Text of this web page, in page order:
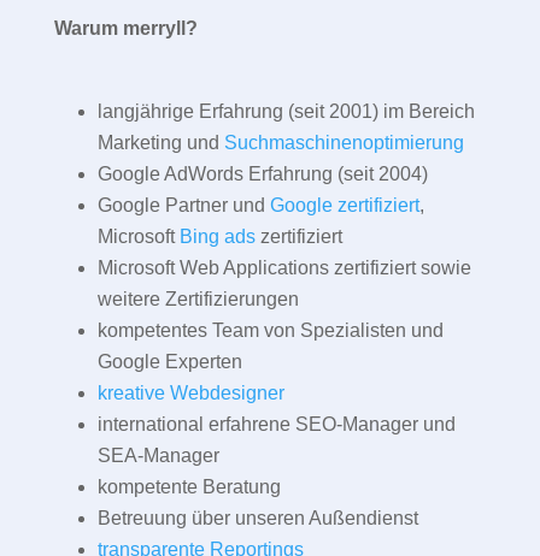
Warum merryll?
langjährige Erfahrung (seit 2001) im Bereich
Marketing und Suchmaschinenoptimierung
Google AdWords Erfahrung (seit 2004)
Google Partner und Google zertifiziert,
Microsoft Bing adszertifiziert
Microsoft Web Applications zertifiziert sowie
weitere Zertifizierungen
kompetentes Team von Spezialisten und
Google Experten
kreative Webdesigner
international erfahrene SEO-Manager und
SEA-Manager
kompetente Beratung
Betreuung über unseren Außendienst
transparente Reportings